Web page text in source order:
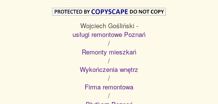
Wojciech Gośliński -
usługi remontowe Poznań
/
Remonty mieszkań
/
Wykończenia wnętrz
/
Firma remontowa
/